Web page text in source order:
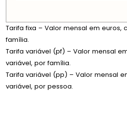
Tarifa fixa – Valor mensal em euros,
família.
Tarifa variável (pf) – Valor mensal
variável, por família.
Tarifa variável (pp) – Valor mensal
variável, por pessoa.